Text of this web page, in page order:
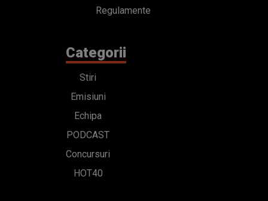
Regulamente
Categorii
Stiri
Emisiuni
Echipa
PODCAST
Concursuri
HOT40